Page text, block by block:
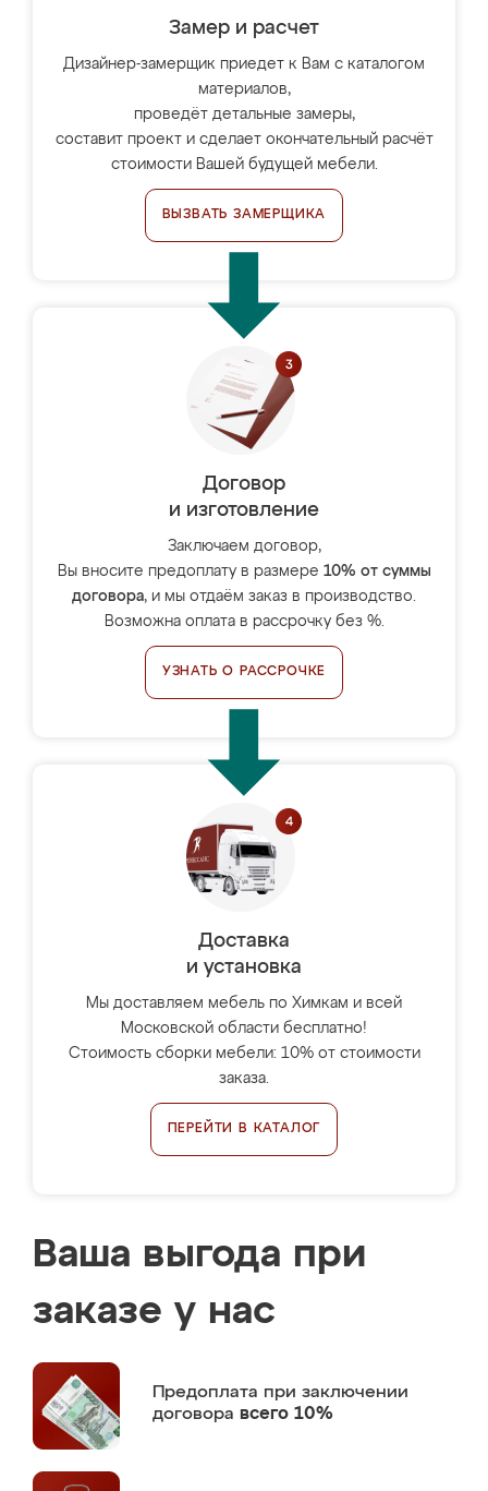
Замер и расчет
Дизайнер-замерщик приедет к Вам с каталогом
материалов,
проведёт детальные замеры,
составит проект и сделает окончательный расчёт
стоимости Вашей будущей мебели.
ВЫЗВАТЬ ЗАМЕРЩИКА
Договор
и изготовление
Заключаем договор,
Вы вносите предоплату в размере 10% от суммы
договора, и мы отдаём заказ в производство.
Возможна оплата в рассрочку без %.
УЗНАТЬ О РАССРОЧКЕ
Доставка
и установка
Мы доставляем мебель по Химкам и всей
Московской области бесплатно!
Стоимость сборки мебели: 10% от стоимости
заказа.
ПЕРЕЙТИ В КАТАЛОГ
Ваша выгода при
заказе у нас
Предоплата при заключении
договора всего 10%